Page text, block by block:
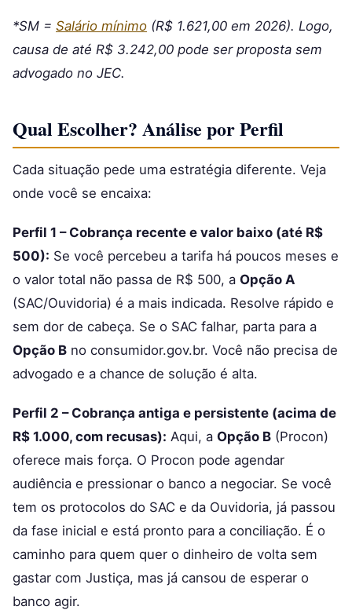
*SM = Salário mínimo (R$ 1.621,00 em 2026). Logo,
causa de até R$ 3.242,00 pode ser proposta sem
advogado no JEC.
Qual Escolher? Análise por Perfil
Cada situação pede uma estratégia diferente. Veja
onde você se encaixa:
Perfil 1 – Cobrança recente e valor baixo (até R$
500): Se você percebeu a tarifa há poucos meses e
o valor total não passa de R$ 500, a Opção A
(SAC/Ouvidoria) é a mais indicada. Resolve rápido e
sem dor de cabeça. Se o SAC falhar, parta para a
Opção B no consumidor.gov.br. Você não precisa de
advogado e a chance de solução é alta.
Perfil 2 – Cobrança antiga e persistente (acima de
R$ 1.000, com recusas): Aqui, a Opção B (Procon)
oferece mais força. O Procon pode agendar
audiência e pressionar o banco a negociar. Se você
tem os protocolos do SAC e da Ouvidoria, já passou
da fase inicial e está pronto para a conciliação. É o
caminho para quem quer o dinheiro de volta sem
gastar com Justiça, mas já cansou de esperar o
banco agir.